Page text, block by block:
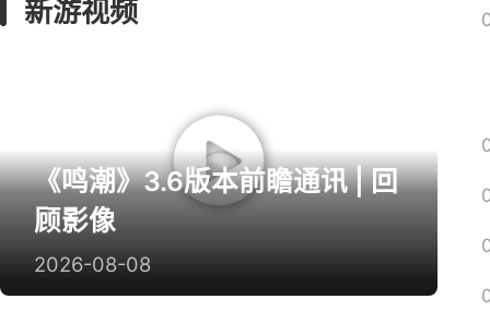
新游视频
《鸣潮》3.6版本前瞻通讯 | 回
顾影像
2026-08-08